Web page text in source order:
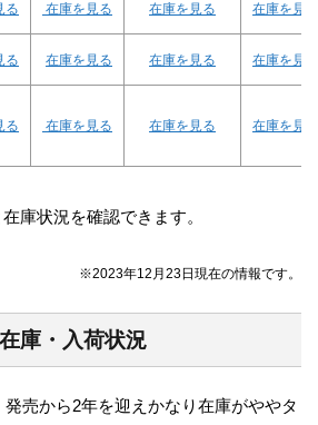
る 在庫を見る 在庫を見る 在庫を見る
る 在庫を見る 在庫を見る 在庫を見る
る 在庫を見る 在庫を見る 在庫を見る
庫状況を確認できます。
※2023年12月23日現在の情報です。
庫・入荷状況
売から2年を迎えかなり在庫がややタ